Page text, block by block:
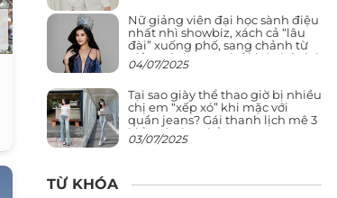
Nữ giảng viên đại học sành điệu
nhất nhì showbiz, xách cả “lâu
đài” xuống phố, sang chảnh từ
giảng đường ra phố khó ai đọ lại
04/07/2025
Tại sao giày thể thao giờ bị nhiều
chị em “xếp xó” khi mặc với
quần jeans? Gái thanh lịch mê 3
kiểu này hơn hẳn
03/07/2025
TỪ KHÓA